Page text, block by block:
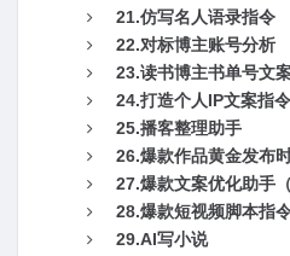
21.仿写名人语录指令
22.对标博主账号分析
23.读书博主书单号文
24.打造个人IP文案指令
25.播客整理助手
26.爆款作品黄金发布
27.爆款文案优化助手
28.爆款短视频脚本指
29.AI写小说